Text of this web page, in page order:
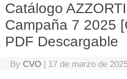
Catálogo
Campaña 7 2025
PDF Descargable
By CVO | 17 de marzo de